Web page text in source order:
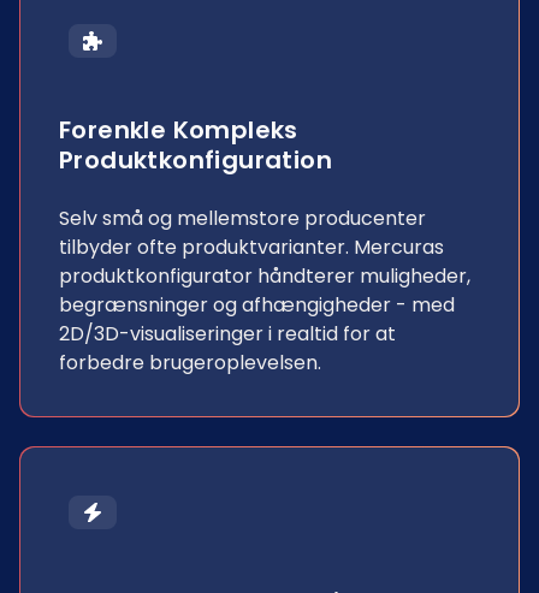
Forenkle Kompleks
Produktkonfiguration
Selv små og mellemstore producenter
tilbyder ofte produktvarianter. Mercuras
produktkonfigurator håndterer muligheder,
begrænsninger og afhængigheder - med
2D/3D-visualiseringer i realtid for at
forbedre brugeroplevelsen.